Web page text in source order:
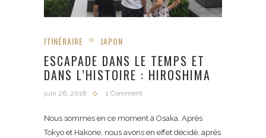
ITINÉRAIRE JAPON
ESCAPADE DANS LE TEMPS ET
DANS L’HISTOIRE : HIROSHIMA
juin 26, 2016 1 Comment
Nous sommes en ce moment à Osaka. Après
Tokyo et Hakone, nous avons en effet décidé, après